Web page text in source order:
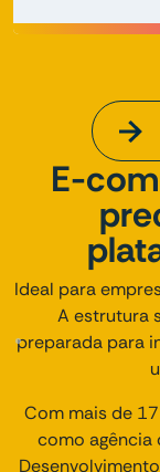
E-
Ideal para
A estrutura
preparada para
Com mais de
como agência